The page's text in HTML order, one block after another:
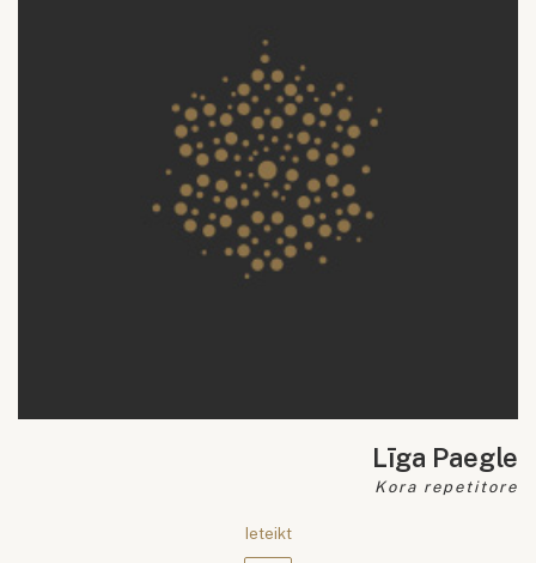
Līga Paegle
Kora repetitore
Ieteikt